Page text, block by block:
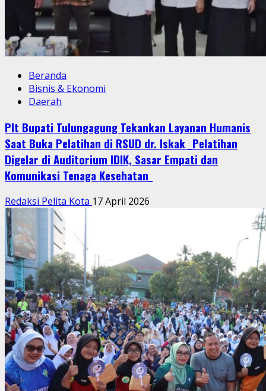
Beranda
Bisnis & Ekonomi
Daerah
Plt Bupati Tulungagung Tekankan Layanan Humanis
Saat Buka Pelatihan di RSUD dr. Iskak _Pelatihan
Digelar di Auditorium IDIK, Sasar Empati dan
Komunikasi Tenaga Kesehatan_
Redaksi Pelita Kota 17 April 2026